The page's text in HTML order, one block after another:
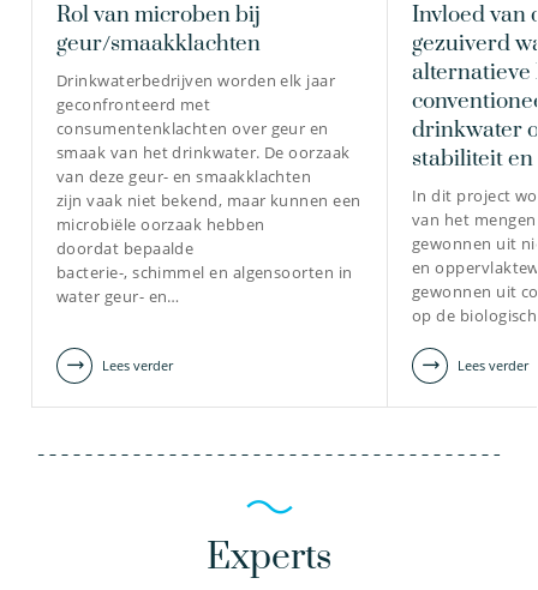
Rol van microben bij
geur/smaakklachten
Drinkwaterbedrijven worden elk jaar
geconfronteerd met
consumentenklachten over geur en
smaak van het drinkwater. De oorzaak
van deze geur- en smaakklachten
zijn vaak niet bekend, maar kunnen een
microbiële oorzaak hebben
doordat bepaalde
bacterie-, schimmel en algensoorten in
water geur- en…
Lees verder
Invloed van
gezuiverd
alternatieve
drinkwater
stabiliteit
In dit project
van het
gewonnen uit
en
gewonnen uit
op de
Lees verder
Experts